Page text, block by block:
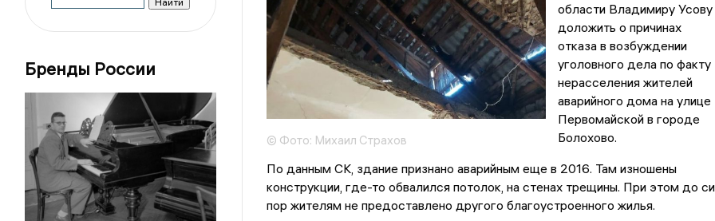
Бренды России
© Фото: Михаил Страхов
области Владимиру Усову
доложить о причинах
отказа в возбуждении
уголовного дела по факту
нерасселения жителей
аварийного дома на улице
Первомайской в городе
Болохово.
По данным СК, здание признано аварийным еще в 2016. Там изношены
конструкции, где-то обвалился потолок, на стенах трещины. При этом до
пор жителям не предоставлено другого благоустроенного жилья.